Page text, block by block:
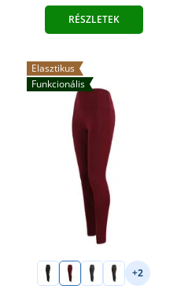
RÉSZLETEK
Elasztikus
Funkcionális
+2